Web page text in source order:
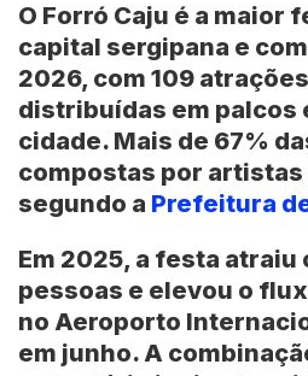
O Forró Caju é a maior
capital sergipana e
2026, com 109
distribuídas em palcos
cidade. Mais de 67%
compostas por
segundo a Prefeitura
Em 2025, a festa atraiu
pessoas e elevou o
no Aeroporto
em junho. A